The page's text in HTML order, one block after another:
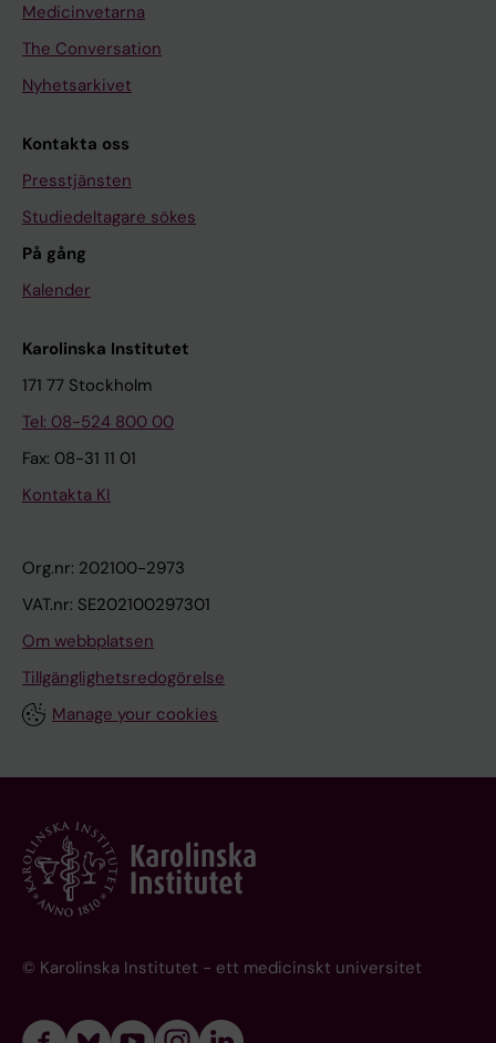
Medicinvetarna
The Conversation
Nyhetsarkivet
Kontakta oss
Presstjänsten
Studiedeltagare sökes
På gång
Kalender
Karolinska Institutet
171 77 Stockholm
Tel: 08-524 800 00
Fax: 08-31 11 01
Kontakta KI
Org.nr: 202100-2973
VAT.nr: SE202100297301
Om webbplatsen
Tillgänglighetsredogörelse
Manage your cookies
© Karolinska Institutet - ett medicinskt universitet